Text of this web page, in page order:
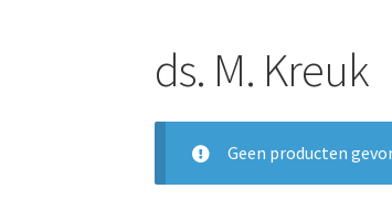
ds. M. Kreuk
Geen producten